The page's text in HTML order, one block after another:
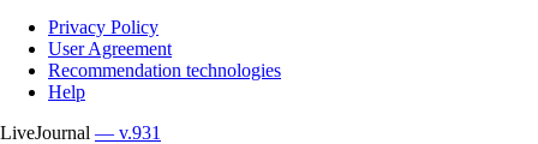
Privacy Policy
User Agreement
Recommendation technologies
Help
LiveJournal — v.931